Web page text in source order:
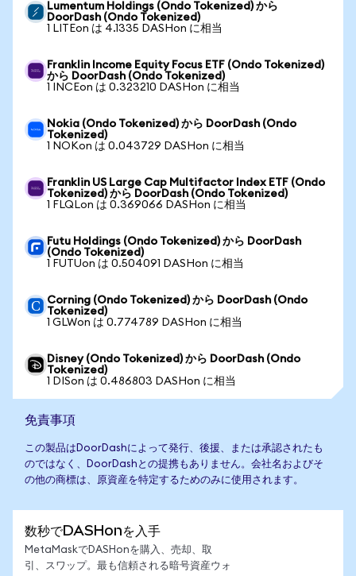
Lumentum Holdings (Ondo Tokenized) から
DoorDash (Ondo Tokenized)
1 LITEon は 4.1335 DASHon に相当
Franklin Income Equity Focus ETF (Ondo Tokenized)
から DoorDash (Ondo Tokenized)
1 INCEon は 0.323210 DASHon に相当
Nokia (Ondo Tokenized) から DoorDash (Ondo
Tokenized)
1 NOKon は 0.043729 DASHon に相当
Franklin US Large Cap Multifactor Index ETF (Ondo
Tokenized) から DoorDash (Ondo Tokenized)
1 FLQLon は 0.369066 DASHon に相当
Futu Holdings (Ondo Tokenized) から DoorDash
(Ondo Tokenized)
1 FUTUon は 0.504091 DASHon に相当
Corning (Ondo Tokenized) から DoorDash (Ondo
Tokenized)
1 GLWon は 0.774789 DASHon に相当
Disney (Ondo Tokenized) から DoorDash (Ondo
Tokenized)
1 DISon は 0.486803 DASHon に相当
免責事項
この製品はDoorDashによって発行、後援、または承認されたも
のではなく、DoorDashとの提携もありません。会社名およびそ
の他の商標は、原資産を特定するためのみに使用されます。
数秒でDASHonを入手
MetaMaskでDASHonを購入、売却、取
引、スワップ。最も信頼される暗号資産ウォ